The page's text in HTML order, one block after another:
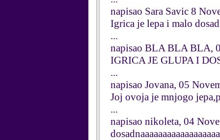
napisao Sara Savic 8
Igrica je lepa i malo
...
napisao BLA BLA BLA,
IGRICA JE GLUPA I
...
napisao Jovana, 05
Joj ovoja je mnjogo
...
napisao nikoleta, 04
dosadnaaaaaaaaaaaaaaaaaa